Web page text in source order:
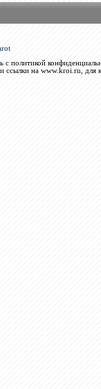
политикой
ссылки на www.kroi.ru, для